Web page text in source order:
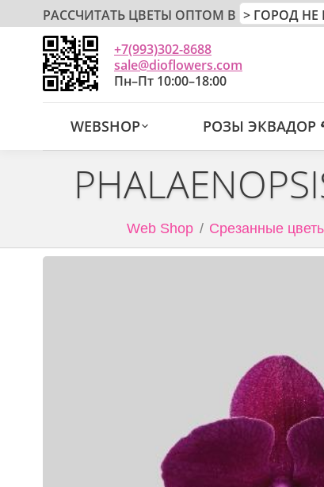
РАССЧИТАТЬ ЦВЕТЫ ОПТОМ В
+7(993)302-8688
sale@dioflowers.com
Пн–Пт 10:00–18:00
WEBSHOP РОЗЫ ЭКВАДОР
Web Shop Срезанные